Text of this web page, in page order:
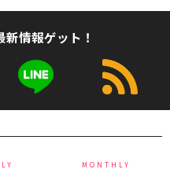
情報ゲット！
MONTHLY